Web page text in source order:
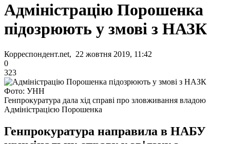
Адміністрацію Порошенка
підозрюють у змові з НАЗК
Корреспондент.net, 22 жовтня 2019, 11:42
0
323
Фото: УНН
Генпрокуратура дала хід справі про зловживання владою
Адміністрацією Порошенка
Генпрокуратура направила в НАБУ